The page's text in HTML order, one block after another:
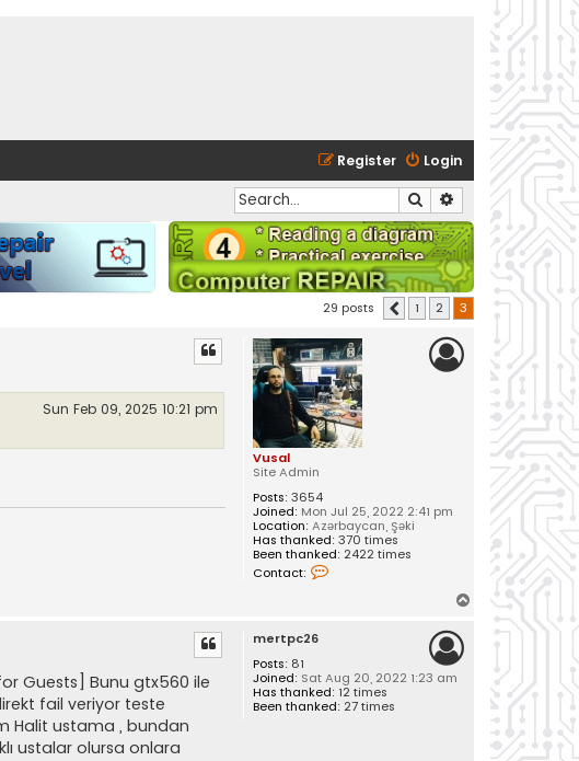
Login
Register
Search Advanced search
29 posts Previous
1 2 3
Vusal
Site Admin
Posts: 3654
Joined: Mon Jul 25, 2022 2:41 pm
Location: Azərbaycan, Şəki
Has thanked: 370 times
Been thanked: 2422 times
Contact:
u
s
a
Sun Feb 09, 2025 10:21 pm
mertpc26
Posts: 81
Joined: Sat Aug 20, 2022 1:23 am
Has thanked: 12 times
Been thanked: 27 times
Guests]
Bunu gtx560 ile
fail veriyor teste
Halit ustama , bundan
ustalar olursa onlara